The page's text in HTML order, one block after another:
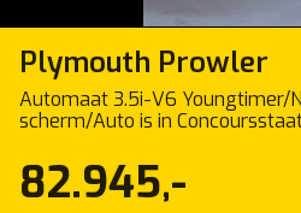
Plymouth Prowler
Automaat 3.5i-V6 Youngtimer/
scherm/Auto is in
82.945,-